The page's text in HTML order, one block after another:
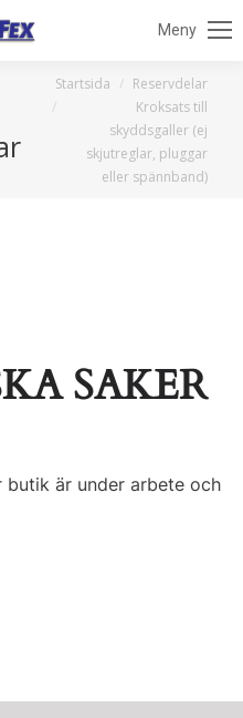
Meny
Du är här:
Startsida
Reservdelar
Kroksats till
skyddsgaller (ej
skjutreglar, pluggar
eller spännband)
SAKER
är under arbete och